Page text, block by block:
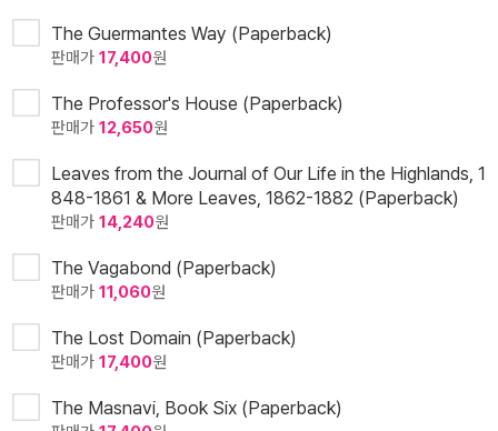
The Guermantes Way (Paperback)
판매가 17,400원
The Professor's House (Paperback)
판매가 12,650원
Leaves from the Journal of Our Life in the Highlands, 1
848-1861 & More Leaves, 1862-1882 (Paperback)
판매가 14,240원
The Vagabond (Paperback)
판매가 11,060원
The Lost Domain (Paperback)
판매가 17,400원
The Masnavi, Book Six (Paperback)